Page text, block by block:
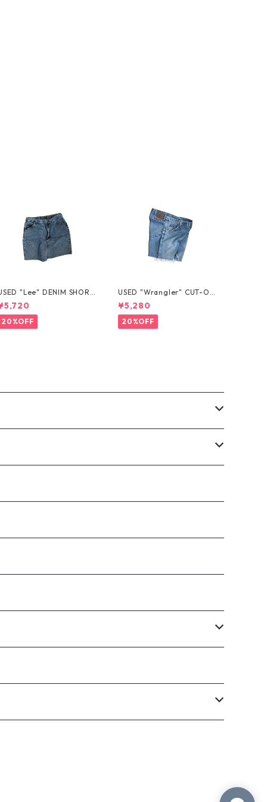
"Lee" DENIM SHORT
20%OFF
USED "Wrangler" CUT-OF
F DENIM SHORTS
¥5,280
20%OFF